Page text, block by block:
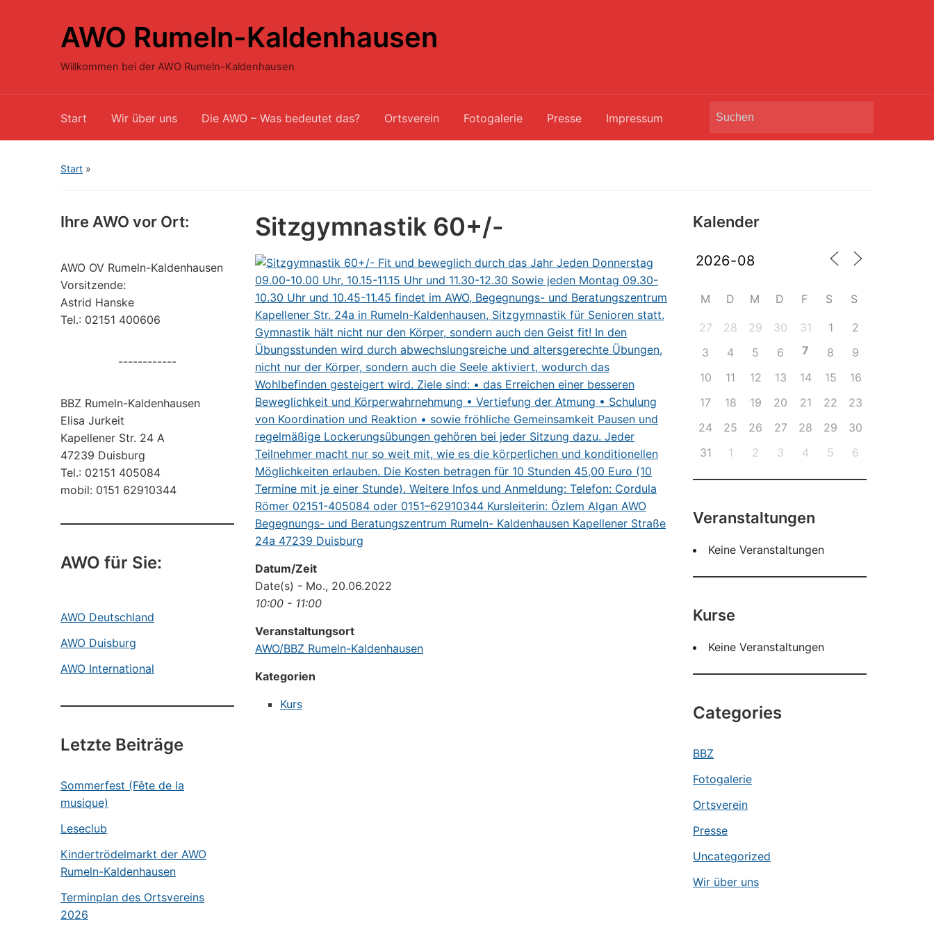
AWO Rumeln-Kaldenhausen
Willkommen bei der AWO Rumeln-Kaldenhausen
Start Wir über uns Die AWO – Was bedeutet das? Ortsverein Fotogalerie Presse Impressum
Search
Start »
Ihre AWO vor Ort:
AWO OV Rumeln-Kaldenhausen
Vorsitzende:
Astrid Hanske
Tel.: 02151 400606
------------
BBZ Rumeln-Kaldenhausen
Elisa Jurkeit
Kapellener Str. 24 A
47239 Duisburg
Tel.: 02151 405084
mobil: 0151 62910344
AWO für Sie:
AWO Deutschland
AWO Duisburg
AWO International
Letzte Beiträge
Sommerfest (Fête de la
musique)
Leseclub
Kindertrödelmarkt der AWO
Rumeln-Kaldenhausen
Terminplan des Ortsvereins
2026
Sitzgymnastik 60+/-
Datum/Zeit
Date(s) - Mo., 20.06.2022
10:00 - 11:00
Veranstaltungsort
AWO/BBZ Rumeln-Kaldenhausen
Kategorien
Kurs
Kalender
M D M D F S S
27 28 29 30 31 1
2
3
4 5 6 7 8
9
10
11 12 13 14 15
16
17
18 19 20 21 22
23
24
25 26 27 28 29
30
31
1 2 3 4 5 6
Veranstaltungen
Keine Veranstaltungen
Kurse
Keine Veranstaltungen
Categories
BBZ
Fotogalerie
Ortsverein
Presse
Uncategorized
Wir über uns